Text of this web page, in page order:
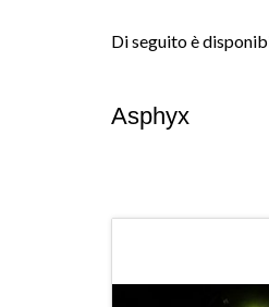
Di seguito è
Asphyx